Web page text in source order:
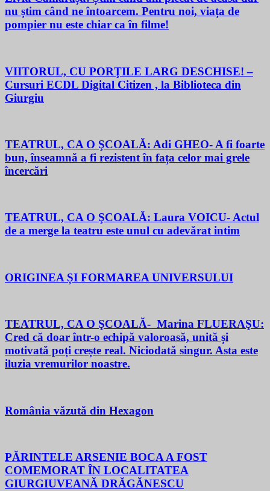
nu știm când ne întoarcem. Pentru noi, viața de
pompier nu este chiar ca în filme!
VIITORUL, CU PORŢILE LARG DESCHISE! –
Cursuri ECDL Digital Citizen , la Biblioteca din
Giurgiu
TEATRUL, CA O ŞCOALĂ: Adi GHEO- A fi foarte
bun, înseamnă a fi rezistent în fața celor mai grele
încercări
TEATRUL, CA O ŞCOALĂ: Laura VOICU- Actul
de a merge la teatru este unul cu adevărat intim
ORIGINEA ȘI FORMAREA UNIVERSULUI
TEATRUL, CA O ŞCOALĂ- Marina FLUERAŞU:
Cred că doar într-o echipă valoroasă, unită și
motivată poți crește real. Niciodată singur. Asta este
iluzia vremurilor noastre.
România văzută din Hexagon
PĂRINTELE ARSENIE BOCA A FOST
COMEMORAT ÎN LOCALITATEA
GIURGIUVEANĂ DRĂGĂNESCU